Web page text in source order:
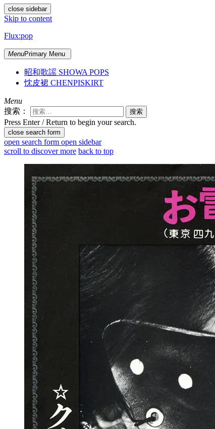
close sidebar
Skip to content
Flux:pop
MenuPrimary Menu
昭和歌謡 SHOWA POPS
忱皮裙 CHENPISKIRT
Menu
搜索：
Press Enter / Return to begin your search.
close search form
open search form open sidebar
scroll to discover more back to top